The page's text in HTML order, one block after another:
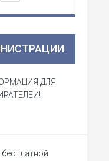
ДЛЯ
бесплатной